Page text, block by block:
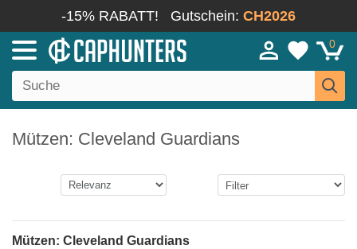
-15% RABATT! Gutschein: CH2026
0
Mützen: Cleveland Guardians
Mützen: Cleveland Guardians